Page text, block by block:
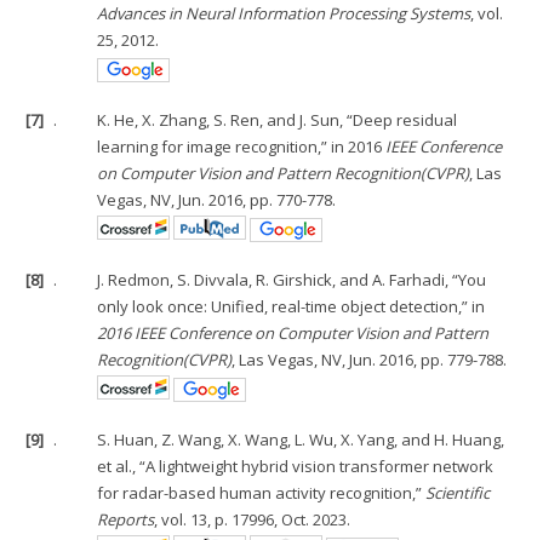
Advances in Neural Information Processing Systems, vol.
25, 2012.
[7] .
K. He, X. Zhang, S. Ren, and J. Sun, “Deep residual
learning for image recognition,” in 2016 IEEE Conference
on Computer Vision and Pattern Recognition(CVPR), Las
Vegas, NV, Jun. 2016, pp. 770-778.
[8] .
J. Redmon, S. Divvala, R. Girshick, and A. Farhadi, “You
only look once: Unified, real-time object detection,” in
2016 IEEE Conference on Computer Vision and Pattern
Recognition(CVPR), Las Vegas, NV, Jun. 2016, pp. 779-788.
[9] .
S. Huan, Z. Wang, X. Wang, L. Wu, X. Yang, and H. Huang,
et al., “A lightweight hybrid vision transformer network
for radar-based human activity recognition,” Scientific
Reports, vol. 13, p. 17996, Oct. 2023.